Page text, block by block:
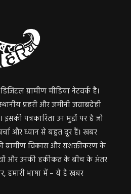
ग्रामीण मीडिया नेटवर्क है।
प्रहरी और जमीनी जवाबदेही
पत्रकारिता उन मुद्दों पर है जो
चर्चा और ध्यान से बहुत दूर हैं। खबर
ग्रामीण विकास और सशक्तीकरण के
और उनकी हकीकत के बीच के अंतर
हमारी भाषा में – ये है खबर